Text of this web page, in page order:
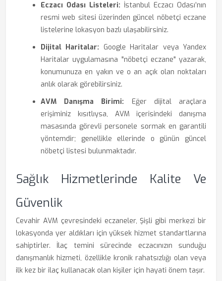
Eczacı Odası Listeleri: İstanbul Eczacı Odası’nın
resmi web sitesi üzerinden güncel nöbetçi eczane
listelerine lokasyon bazlı ulaşabilirsiniz.
Dijital Haritalar: Google Haritalar veya Yandex
Haritalar uygulamasına "nöbetçi eczane" yazarak,
konumunuza en yakın ve o an açık olan noktaları
anlık olarak görebilirsiniz.
AVM Danışma Birimi: Eğer dijital araçlara
erişiminiz kısıtlıysa, AVM içerisindeki danışma
masasında görevli personele sormak en garantili
yöntemdir; genellikle ellerinde o günün güncel
nöbetçi listesi bulunmaktadır.
Sağlık Hizmetlerinde Kalite Ve
Güvenlik
Cevahir AVM çevresindeki eczaneler, Şişli gibi merkezi bir
lokasyonda yer aldıkları için yüksek hizmet standartlarına
sahiptirler. İlaç temini sürecinde eczacınızın sunduğu
danışmanlık hizmeti, özellikle kronik rahatsızlığı olan veya
ilk kez bir ilaç kullanacak olan kişiler için hayati önem taşır.